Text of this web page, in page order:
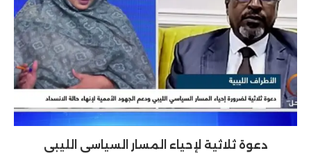
دعوة ثلاثية لإحياء المسار السياسي الليبي